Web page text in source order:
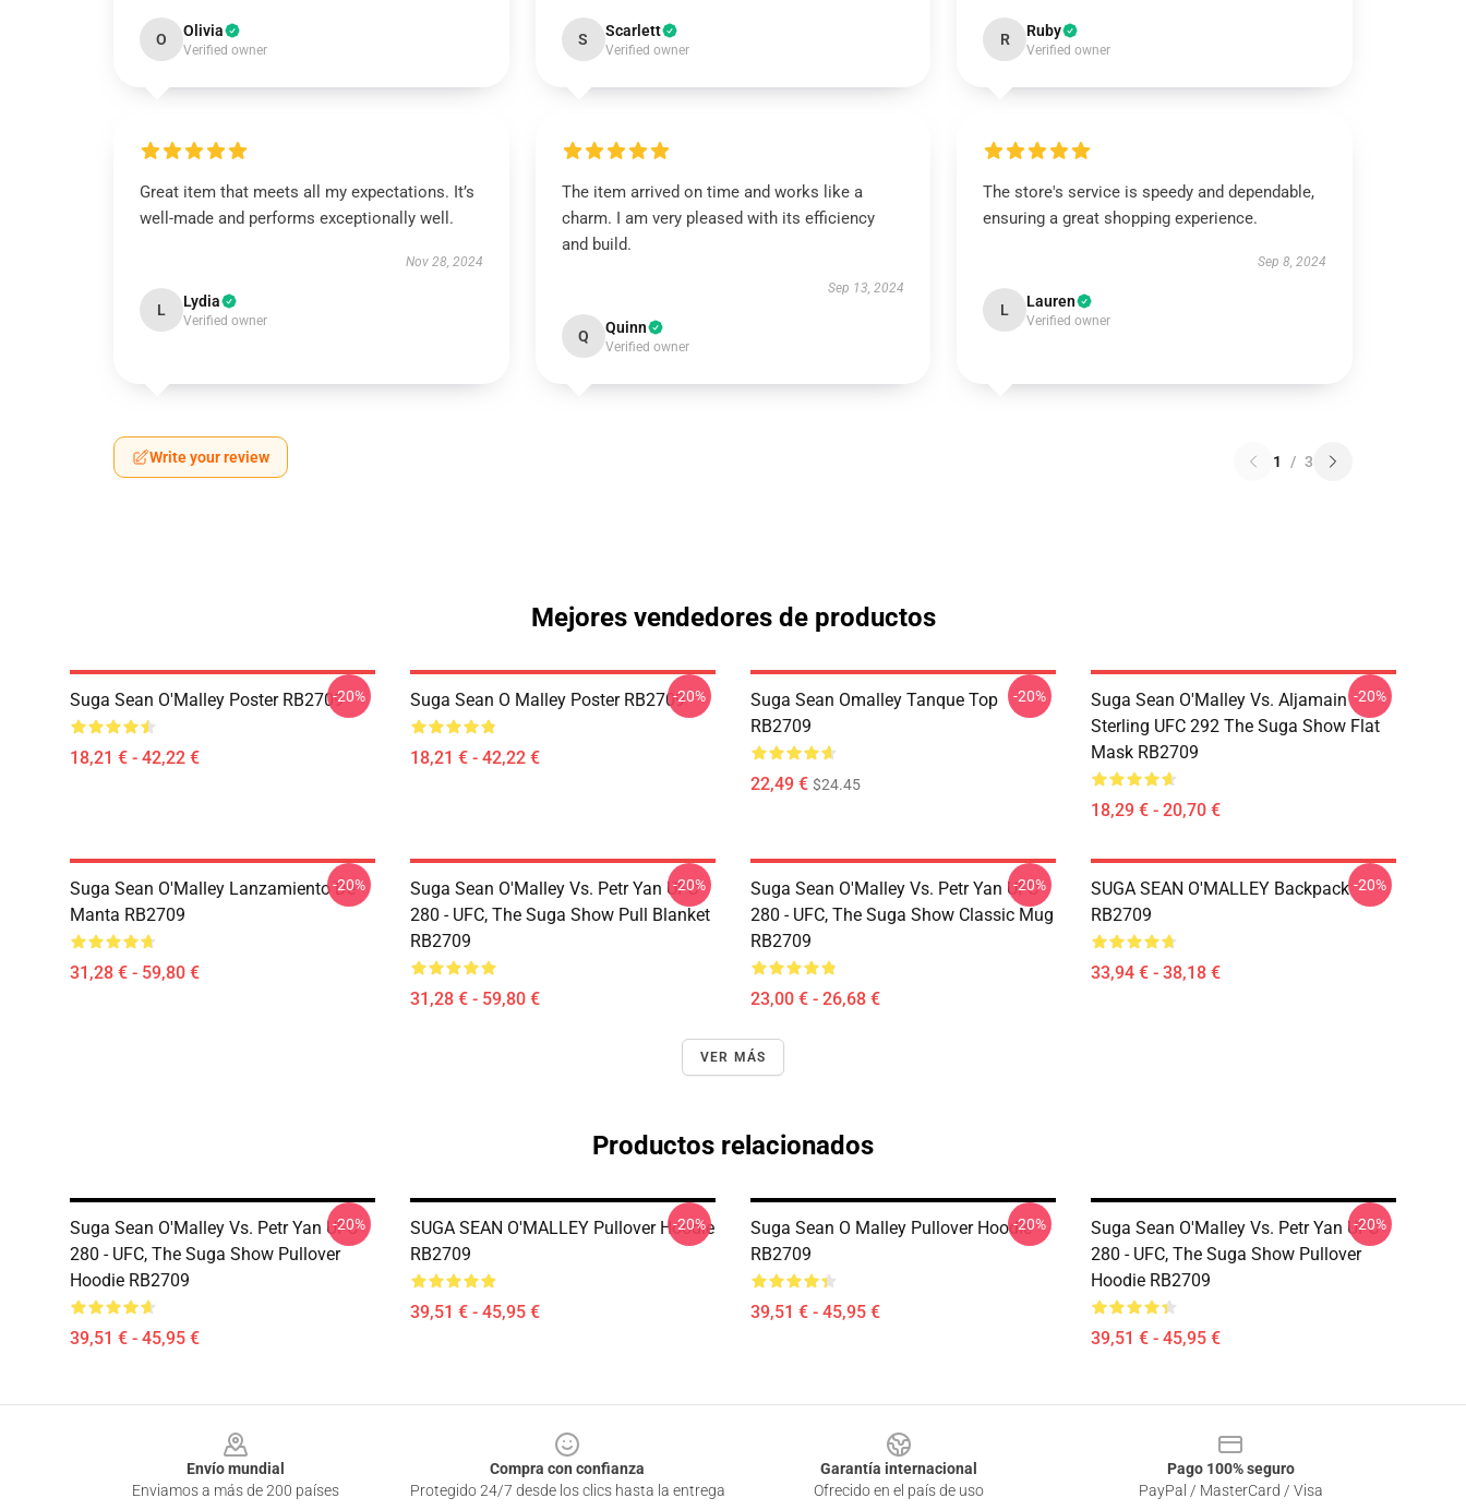
O Olivia
Verified owner
S Scarlett
Verified owner
R Ruby
Verified owner
Great item that meets all my expectations. It’s
well-made and performs exceptionally well.
Nov 28, 2024
L Lydia
Verified owner
The item arrived on time and works like a
charm. I am very pleased with its efficiency
and build.
Sep 13, 2024
Q Quinn
Verified owner
The store's service is speedy and dependable,
ensuring a great shopping experience.
Sep 8, 2024
L Lauren
Verified owner
Write your review 1 / 3
Mejores vendedores de productos
Suga Sean O'Malley Poster RB2709
18,21 € - 42,22 €
-20% Suga Sean O Malley Poster RB2709
18,21 € - 42,22 €
-20%
Suga Sean Omalley Tanque Top
RB2709
22,49 € $24.45
-20%
Suga Sean O'Malley Vs. Aljamain
Sterling UFC 292 The Suga Show Flat
Mask RB2709
18,29 € - 20,70 €
-20%
Suga Sean O'Malley Lanzamiento De
Manta RB2709
31,28 € - 59,80 €
-20%
Suga Sean O'Malley Vs. Petr Yan UFC
280 - UFC, The Suga Show Pull Blanket
RB2709
31,28 € - 59,80 €
-20%
Suga Sean O'Malley Vs. Petr Yan UFC
280 - UFC, The Suga Show Classic Mug
RB2709
23,00 € - 26,68 €
-20%
SUGA SEAN O'MALLEY Backpack
RB2709
33,94 € - 38,18 €
-20%
VER MÁS
Productos relacionados
Suga Sean O'Malley Vs. Petr Yan UFC
280 - UFC, The Suga Show Pullover
Hoodie RB2709
39,51 € - 45,95 €
-20%
SUGA SEAN O'MALLEY Pullover Hoodie
RB2709
39,51 € - 45,95 €
-20%
Suga Sean O Malley Pullover Hoodie
RB2709
39,51 € - 45,95 €
-20%
Suga Sean O'Malley Vs. Petr Yan UFC
280 - UFC, The Suga Show Pullover
Hoodie RB2709
39,51 € - 45,95 €
-20%
Envío mundial
Enviamos a más de 200 países
Compra con confianza
Protegido 24/7 desde los clics hasta la entrega
Garantía internacional
Ofrecido en el país de uso
Pago 100% seguro
PayPal / MasterCard / Visa